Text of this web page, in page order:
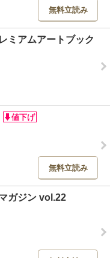
無料立読み
ミアムアートブック
無料立読み
ガジン vol.22